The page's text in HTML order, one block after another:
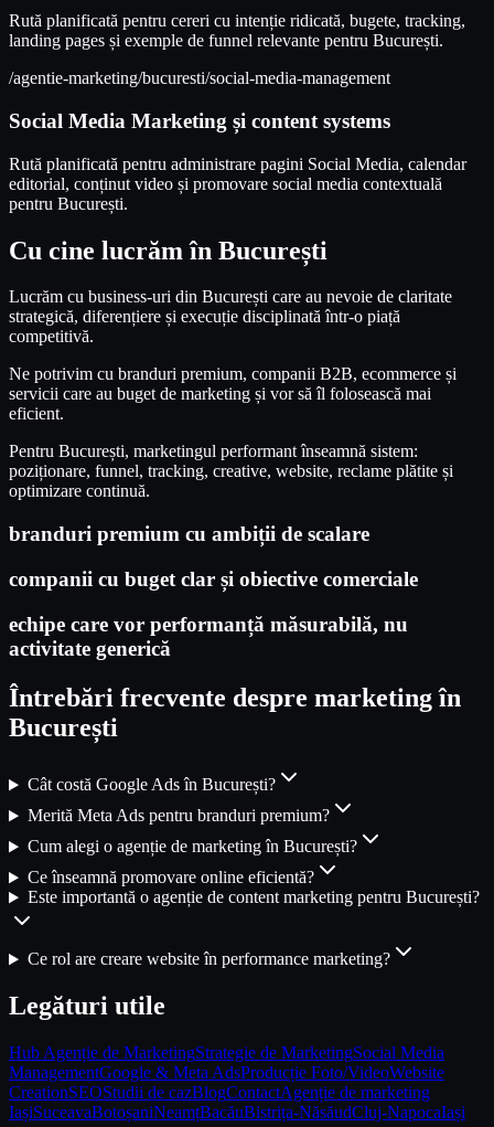
Rută planificată pentru cereri cu intenție ridicată, bugete, tracking,
landing pages și exemple de funnel relevante pentru București.
/agentie-marketing/bucuresti/social-media-management
Social Media Marketing și content systems
Rută planificată pentru administrare pagini Social Media, calendar
editorial, conținut video și promovare social media contextuală
pentru București.
Cu cine lucrăm în București
Lucrăm cu business-uri din București care au nevoie de claritate
strategică, diferențiere și execuție disciplinată într-o piață
competitivă.
Ne potrivim cu branduri premium, companii B2B, ecommerce și
servicii care au buget de marketing și vor să îl folosească mai
eficient.
Pentru București, marketingul performant înseamnă sistem:
poziționare, funnel, tracking, creative, website, reclame plătite și
optimizare continuă.
branduri premium cu ambiții de scalare
companii cu buget clar și obiective comerciale
echipe care vor performanță măsurabilă, nu
activitate generică
Întrebări frecvente despre marketing în
București
Cât costă Google Ads în București?
Merită Meta Ads pentru branduri premium?
Cum alegi o agenție de marketing în București?
Ce înseamnă promovare online eficientă?
Este importantă o agenție de content marketing pentru București?
Ce rol are creare website în performance marketing?
Legături utile
Hub Agenție de MarketingStrategie de MarketingSocial Media
ManagementGoogle & Meta AdsProducție Foto/VideoWebsite
CreationSEOStudii de cazBlogContactAgenție de marketing
IașiSuceavaBotoșaniNeamțBacăuBistrița-NăsăudCluj-NapocaIași